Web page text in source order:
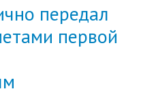
передал
первой